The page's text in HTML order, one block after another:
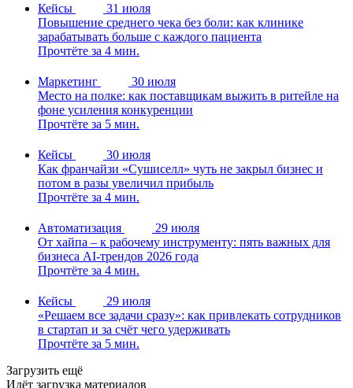
Кейсы
31 июля
Повышение среднего чека без боли: как клинике
зарабатывать больше с каждого пациента
Прочтёте за 4 мин.
Маркетинг
30 июля
Место на полке: как поставщикам выжить в ритейле на
фоне усиления конкуренции
Прочтёте за 5 мин.
Кейсы
30 июля
Как франчайзи «Сушиселл» чуть не закрыл бизнес и
потом в разы увеличил прибыль
Прочтёте за 4 мин.
Автоматизация
29 июля
От хайпа – к рабочему инструменту: пять важных для
бизнеса AI-трендов 2026 года
Прочтёте за 4 мин.
Кейсы
29 июля
«Решаем все задачи сразу»: как привлекать сотрудников
в стартап и за счёт чего удерживать
Прочтёте за 5 мин.
Загрузить ещё
Идёт загрузка материалов